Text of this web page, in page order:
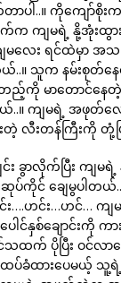
ာပါ..။ ကိုကျော်စို
က ကျမရဲ့ နို့အုံးထွာ
မလေး ရင်ထဲမှာ
ယ်..။ သူက နမ်းစုတ်
ကို မာတောင်နေတဲ့
။ ကျမရဲ့ အဖုတ်လေ
လီးတန်ကြီးကို တုံ့ပ
ခွာလိုက်ပြီး ကျမ
ကိုင် ချေမွပါတယ်..
း….ဟင်း…ဟင်… က
ါင်နှစ်ချောင်းကို ကာ
င်သထက် ပိုပြီး ဝင်လ
ပ်ခံထားပေမယ့် သူ့ရဲ့